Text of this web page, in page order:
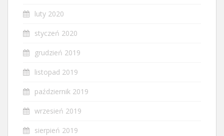
luty 2020
styczeń 2020
grudzień 2019
listopad 2019
październik 2019
wrzesień 2019
sierpień 2019